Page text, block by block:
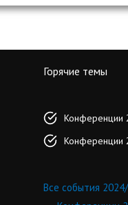
Горячие темы
Конференции
Конференции
Все события